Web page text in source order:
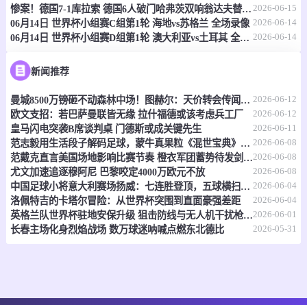
情报
坦桑超 06-15 21:00 即将开始
福斯特FC
情报
坦桑超 06-15 21:00 即将开始
福斯特FC 0 - 0 科斯塔尔
情报
坦桑超 06-15 21:00 即将开始
惨案！德国7-1库拉索 德国6人破门哈弗茨双响翁达夫替补1射2传 2026-06-15
06月14日 世界杯小组赛C组第1轮 海地vs苏格兰 全场录像 2026-06-14
06月14日 世界杯小组赛D组第1轮 澳大利亚vs土耳其 全场录像 2026-06-14
新闻推荐
曼城8500万镑砸不动森林中场！图赫尔：天价转会传闻反倒成了安德森的兴奋剂 2026-06-12
欧文支招：若巴萨曼联皆无缘 拉什福德或该考虑兵工厂 2026-06-12
皇马闪电突袭B席谈判桌 门德斯或成关键先生 2026-06-11
范志毅用生活段子解码足球，蒙牛真果粒《混世宝典》玩出新花样 2026-06-08
范戴克直言美国场地影响比赛节奏 橙衣军团蓄势待发剑指世界杯2026-06-08
尤文加速追逐穆阿尼 巴黎咬定4000万欧元不放 2026-06-08
中国足球小将意大利赛场扬威：七连胜登顶，五球横扫北欧豪门！ 2026-06-04
洛佩特吉的卡塔尔冒险：从世界杯突围到直面豪强差距 2026-06-04
英格兰队世界杯驻地安保升级 狙击防线与无人机干扰枪严阵以待2026-06-01
长春主场化身烈焰战场 数万球迷呐喊点燃东北德比 2026-05-31